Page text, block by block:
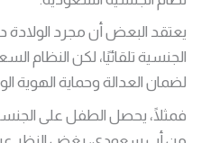
يعتقد البعض أن مجرد الولادة
الجنسية تلقائيًا، لكن النظام
لضمان العدالة وحماية الهوية
فمثلًا، يحصل الطفل على